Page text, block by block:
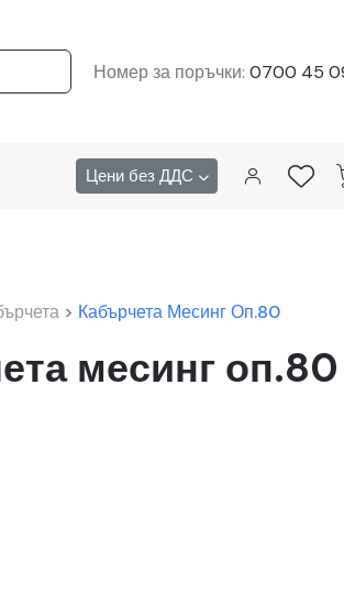
Номер за поръчки: 0700 45
Цени без ДДС
> Кабърчета Месинг Оп.80
месинг оп.80